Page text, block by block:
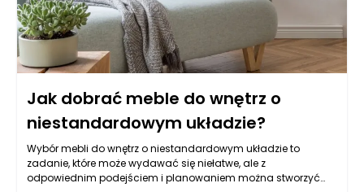
Jak dobrać meble do wnętrz o
niestandardowym układzie?
Wybór mebli do wnętrz o niestandardowym układzie to
zadanie, które może wydawać się niełatwe, ale z
odpowiednim podejściem i planowaniem można stworzyć